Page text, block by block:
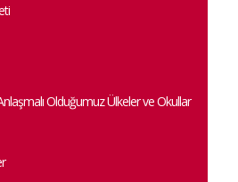
Olduğumuz Ülkeler ve Okullar